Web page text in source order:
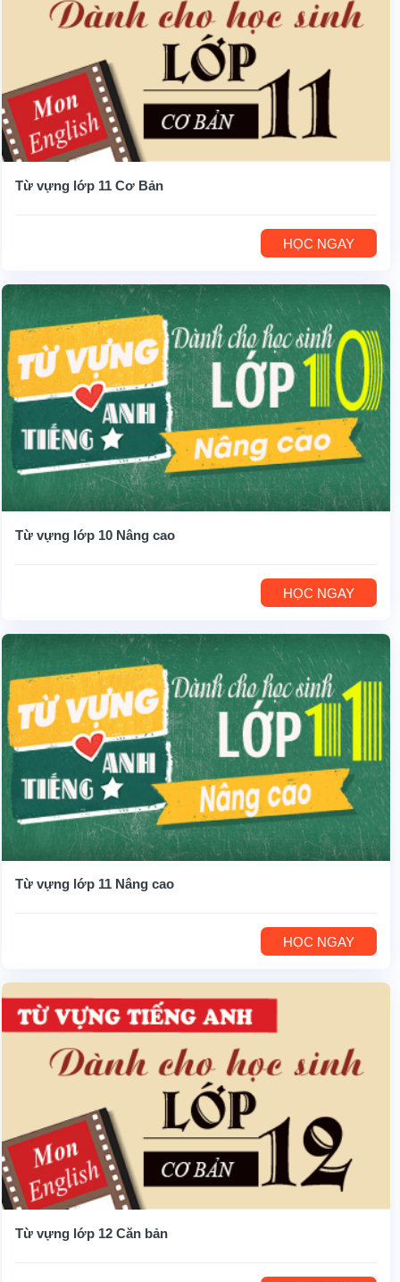
Từ vựng lớp 11 Cơ Bản
HỌC NGAY
Từ vựng lớp 10 Nâng cao
HỌC NGAY
Từ vựng lớp 11 Nâng cao
HỌC NGAY
Từ vựng lớp 12 Căn bản